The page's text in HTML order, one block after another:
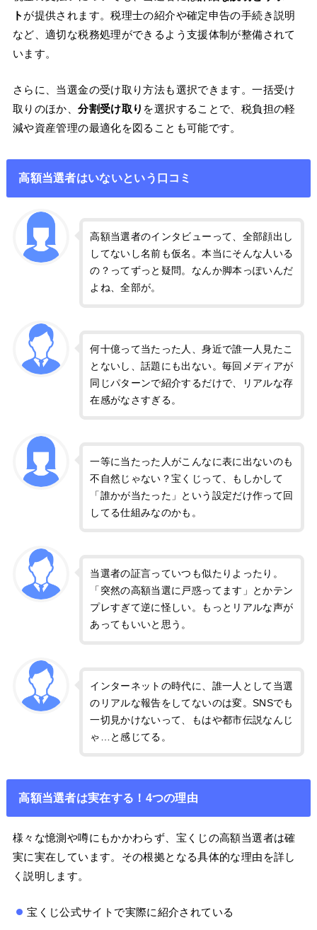
ト が提供されます。税理士の紹介や確定申告の手続き説明
など、適切な税務処理ができるよう支援体制が整備されて
います。
さらに、当選金の受け取り方法も選択できます。一括受け
取りのほか、分割受け取り を選択することで、税負担の軽
減や資産管理の最適化を図ることも可能です。
高額当選者はいないという口コミ
高額当選者のインタビューって、全部顔出し
してないし名前も仮名。本当にそんな人いる
の？ってずっと疑問。なんか脚本っぽいんだ
よね、全部が。
何十億って当たった人、身近で誰一人見たこ
とないし、話題にも出ない。毎回メディアが
同じパターンで紹介するだけで、リアルな存
在感がなさすぎる。
一等に当たった人がこんなに表に出ないのも
不自然じゃない？宝くじって、もしかして
「誰かが当たった」という設定だけ作って回
してる仕組みなのかも。
当選者の証言っていつも似たりよったり。
「突然の高額当選に戸惑ってます」とかテン
プレすぎて逆に怪しい。もっとリアルな声が
あってもいいと思う。
インターネットの時代に、誰一人として当選
のリアルな報告をしてないのは変。SNSでも
一切見かけないって、もはや都市伝説なんじ
ゃ…と感じてる。
高額当選者は実在する！4つの理由
様々な憶測や噂にもかかわらず、宝くじの高額当選者は確
実に実在しています。その根拠となる具体的な理由を詳し
く説明します。
宝くじ公式サイトで実際に紹介されている